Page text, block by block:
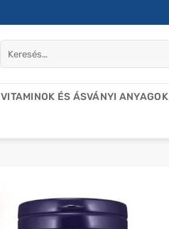
VITAMINOK ÉS ÁSVÁNYI ANYAGOK